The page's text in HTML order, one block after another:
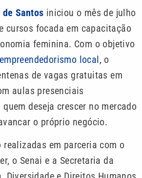
de Santos iniciou o mês de julho
cursos focada em capacitação
feminina. Com o objetivo
empreendedorismo local, o
de vagas gratuitas em
aulas presenciais
deseja crescer no mercado
o próprio negócio.
em parceria com o
o Senai e a Secretaria da